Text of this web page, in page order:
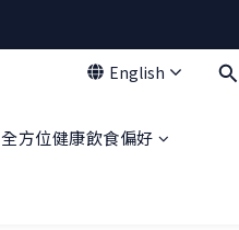
English
全方位健康飲食偏好